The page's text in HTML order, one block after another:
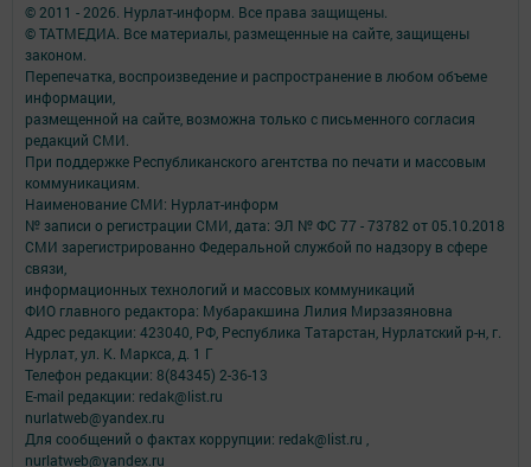
© 2011 - 2026. Нурлат-⁠информ. Все права защищены.
© ТАТМЕДИА. Все материалы, размещенные на сайте, защищены
законом.
Перепечатка, воспроизведение и распространение в любом объеме
информации,
размещенной на сайте, возможна только с письменного согласия
редакций СМИ.
При поддержке Республиканского агентства по печати и массовым
коммуникациям.
Наименование СМИ: Нурлат-⁠информ
№ записи о регистрации СМИ, дата: ЭЛ № ФС 77 -⁠ 73782 от 05.10.2018
СМИ зарегистрированно Федеральной службой по надзору в сфере
связи,
информационных технологий и массовых коммуникаций
ФИО главного редактора: Мубаракшина Лилия Мирзазяновна
Адрес редакции: 423040, РФ, Республика Татарстан, Нурлатский р-н, г.
Нурлат, ул. К. Маркса, д. 1 Г
Телефон редакции: 8(84345) 2-36-13
E-mail редакции: redak@list.ru
nurlatweb@yandex.ru
Для сообщений о фактах коррупции: redak@list.ru ,
nurlatweb@yandex.ru